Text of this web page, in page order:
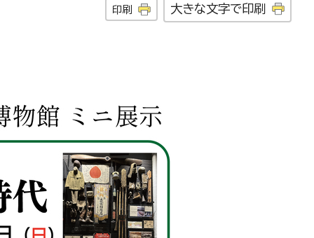
印刷 大きな文字で印刷